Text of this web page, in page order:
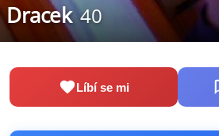
Dracek 40
Líbí se mi